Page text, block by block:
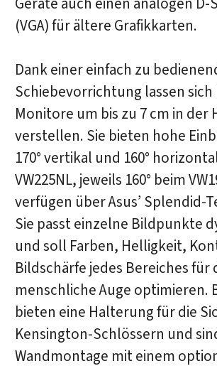
(VGA) für ältere Grafikkarten.
Dank einer einfach zu
Schiebevorrichtung lassen sich
Monitore um bis zu 7 cm in der
verstellen. Sie bieten hohe
170° vertikal und 160°
VW225NL, jeweils 160° beim
verfügen über Asus’ Splendid-
Sie passt einzelne Bildpunkte
und soll Farben, Helligkeit,
Bildschärfe jedes Bereiches für
menschliche Auge optimieren.
bieten eine Halterung für die
Kensington-Schlössern und
Wandmontage mit einem